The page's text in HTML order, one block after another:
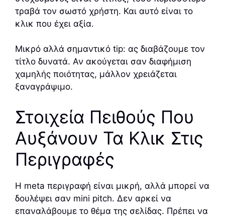
τραβά τον σωστό χρήστη. Και αυτό είναι το
κλικ που έχει αξία.
Μικρό αλλά σημαντικό tip: ας διαβάζουμε τον
τίτλο δυνατά. Αν ακούγεται σαν διαφήμιση
χαμηλής ποιότητας, μάλλον χρειάζεται
ξαναγράψιμο.
Στοιχεία Πειθούς Που
Αυξάνουν Τα Κλικ Στις
Περιγραφές
Η meta περιγραφή είναι μικρή, αλλά μπορεί να
δουλέψει σαν mini pitch. Δεν αρκεί να
επαναλάβουμε το θέμα της σελίδας. Πρέπει να